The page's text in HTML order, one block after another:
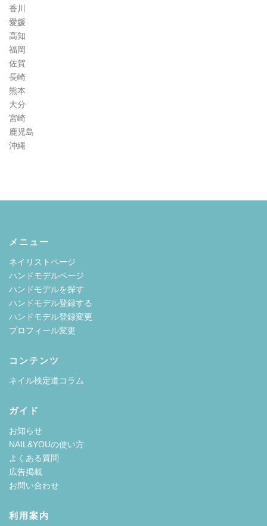
香川
愛媛
高知
福岡
佐賀
長崎
熊本
大分
宮崎
鹿児島
沖縄
メニュー
ネイリストページ
ハンドモデルページ
ハンドモデルを探す
ハンドモデル登録する
ハンドモデル登録変更
プロフィール変更
コンテンツ
ネイル検定道コラム
ガイド
お知らせ
NAIL&YOUの使い方
よくある質問
広告掲載
お問い合わせ
利用案内